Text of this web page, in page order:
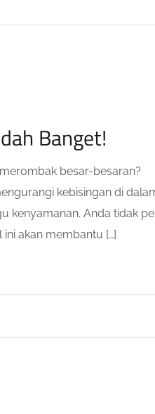
Banget!
besar-besaran?
kebisingan di
kenyamanan. Anda tidak
akan membantu […]